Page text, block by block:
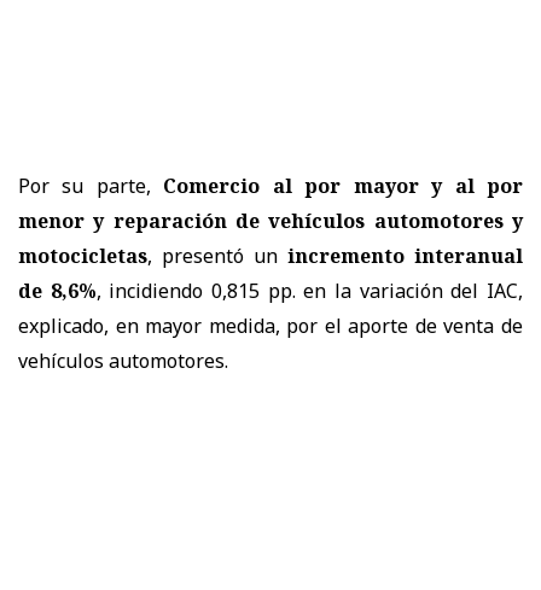
Por su parte, Comercio al por mayor y al por
menor y reparación de vehículos automotores y
motocicletas, presentó un incremento interanual
de 8,6%, incidiendo 0,815 pp. en la variación del IAC,
explicado, en mayor medida, por el aporte de venta de
vehículos automotores.